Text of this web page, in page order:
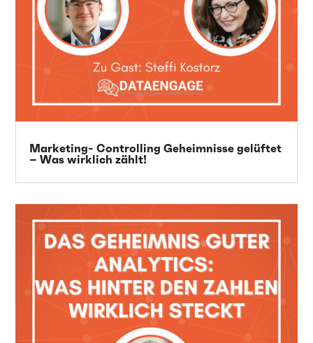
Marketing- Controlling Geheimnisse gelüftet
– Was wirklich zählt!